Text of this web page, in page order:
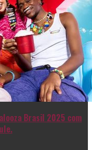
Brasil 2025 com